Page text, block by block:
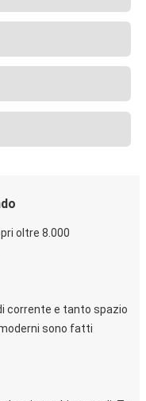
oltre 8.000
corrente e tanto spazio
sono fatti